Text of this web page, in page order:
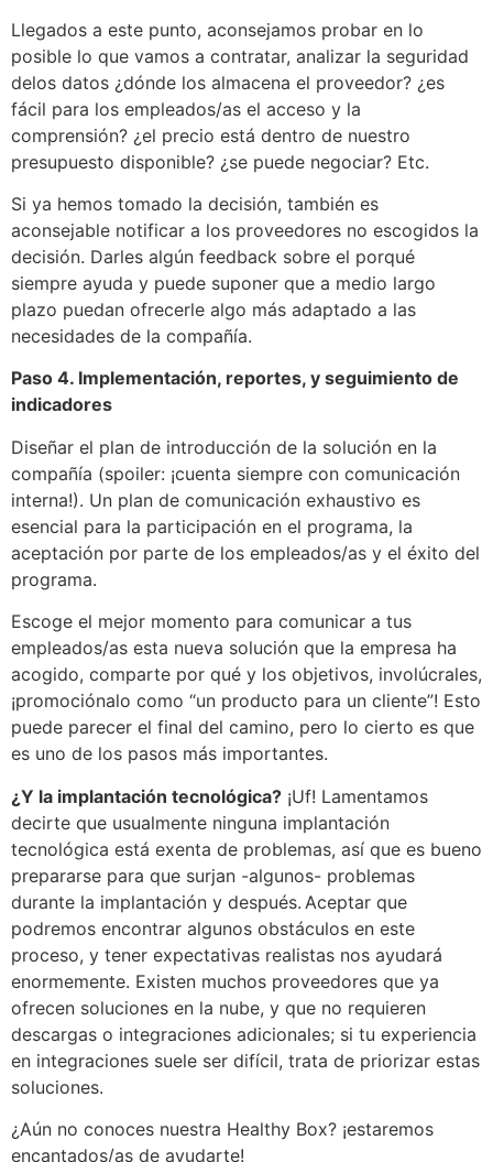
Llegados a este punto, aconsejamos probar en lo
posible lo que vamos a contratar, analizar la seguridad
delos datos ¿dónde los almacena el proveedor? ¿es
fácil para los empleados/as el acceso y la
comprensión? ¿el precio está dentro de nuestro
presupuesto disponible? ¿se puede negociar? Etc.
Si ya hemos tomado la decisión, también es
aconsejable notificar a los proveedores no escogidos la
decisión. Darles algún feedback sobre el porqué
siempre ayuda y puede suponer que a medio largo
plazo puedan ofrecerle algo más adaptado a las
necesidades de la compañía.
Paso 4. Implementación, reportes, y seguimiento de
indicadores
Diseñar el plan de introducción de la solución en la
compañía (spoiler: ¡cuenta siempre con comunicación
interna!). Un plan de comunicación exhaustivo es
esencial para la participación en el programa, la
aceptación por parte de los empleados/as y el éxito del
programa.
Escoge el mejor momento para comunicar a tus
empleados/as esta nueva solución que la empresa ha
acogido, comparte por qué y los objetivos, involúcrales,
¡promociónalo como “un producto para un cliente”! Esto
puede parecer el final del camino, pero lo cierto es que
es uno de los pasos más importantes.
¿Y la implantación tecnológica? ¡Uf! Lamentamos
decirte que usualmente ninguna implantación
tecnológica está exenta de problemas, así que es bueno
prepararse para que surjan -algunos- problemas
durante la implantación y después. Aceptar que
podremos encontrar algunos obstáculos en este
proceso, y tener expectativas realistas nos ayudará
enormemente. Existen muchos proveedores que ya
ofrecen soluciones en la nube, y que no requieren
descargas o integraciones adicionales; si tu experiencia
en integraciones suele ser difícil, trata de priorizar estas
soluciones.
¿Aún no conoces nuestra Healthy Box? ¡estaremos
encantados/as de ayudarte!